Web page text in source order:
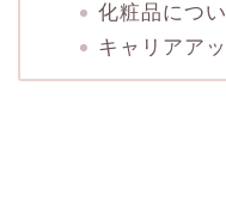
化粧品につ
キャリアア